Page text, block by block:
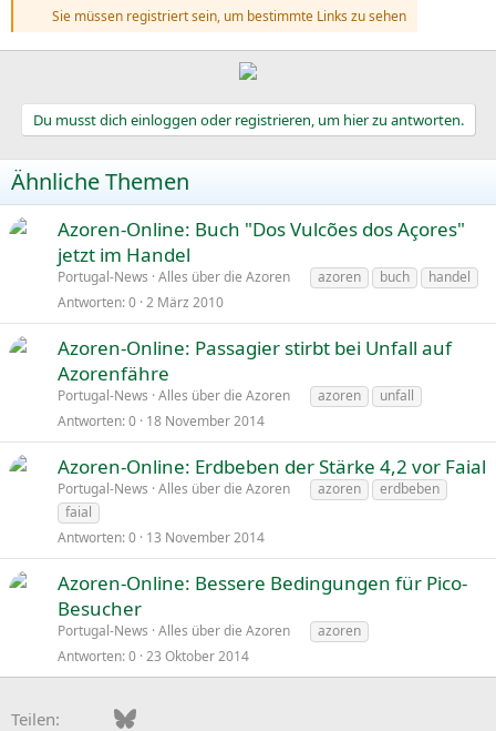
Sie müssen registriert sein, um bestimmte Links zu sehen
Du musst dich einloggen oder registrieren, um hier zu antworten.
Ähnliche Themen
Azoren-Online: Buch "Dos Vulcões dos Açores"
jetzt im Handel
Portugal-News Alles über die Azoren azoren buch
handel
Antworten 0 2 März 2010
Azoren-Online: Passagier stirbt bei Unfall auf
Azorenfähre
Portugal-News Alles über die Azoren azoren
unfall
Antworten 0 18 November 2014
Azoren-Online: Erdbeben der Stärke 4,2 vor Faial
Portugal-News Alles über die Azoren azoren
erdbeben
faial
Antworten 0 13 November 2014
Azoren-Online: Bessere Bedingungen für Pico-
Besucher
Portugal-News Alles über die Azoren
azoren
Antworten 0 23 Oktober 2014
Teilen: FacebookBluesky